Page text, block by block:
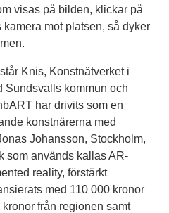
visas på bilden, klickar på
mot platsen, så dyker
Knis, Konstnätverket i
Sundsvalls kommun och
har drivits som en
konstnärerna med
Johansson, Stockholm,
som används kallas AR-
reality, förstärkt
med 110 000 kronor
från regionen samt